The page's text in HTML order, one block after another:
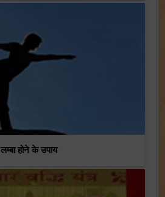
लम्बा होने के उपाय